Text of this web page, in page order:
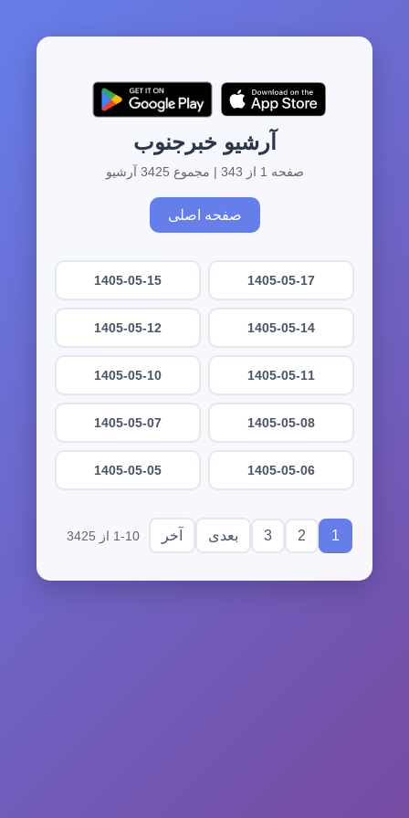
آرشیو خبرجنوب
صفحه 1 از 343 | مجموع 3425 آرشیو
صفحه اصلی
1405-05-17
1405-05-15
1405-05-14
1405-05-12
1405-05-11
1405-05-10
1405-05-08
1405-05-07
1405-05-06
1405-05-05
1
2
3 بعدی آخر 1-10 از 3425